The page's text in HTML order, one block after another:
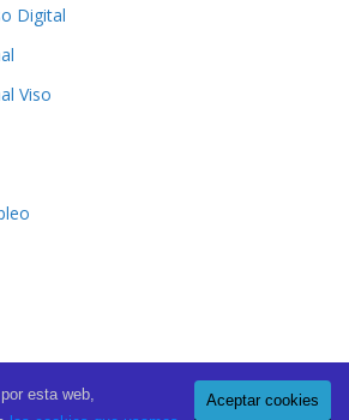
Digital
Viso
de Mairena . All rights reserved.
Aceptar cookies
esta web,